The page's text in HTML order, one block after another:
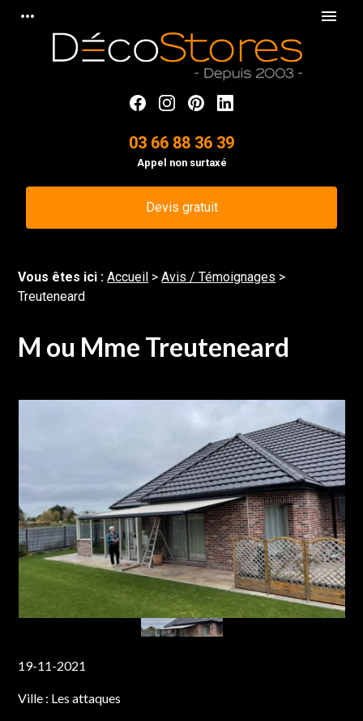
more_horiz menu
03 66 88 36 39
Appel non surtaxé
Devis gratuit
Vous êtes ici :Accueil >Avis / Témoignages >
Treuteneard
M ou Mme Treuteneard
19-11-2021
Ville : Les attaques